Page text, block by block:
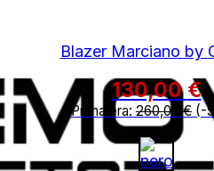
Blazer Marciano by
130,00€
Prima era: 260,00 € (-